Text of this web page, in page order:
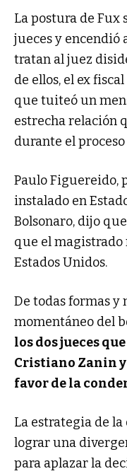
La postura de Fux
jueces y encendió
tratan al juez
de ellos, el ex
que tuiteó un
estrecha relación
durante el proceso
Paulo Figuereido,
instalado en
Bolsonaro, dijo
que el magistrado
Estados Unidos.
De todas formas y
momentáneo del
los dos jueces
Cristiano Zanin
favor de la
La estrategia de la
lograr una
para aplazar la